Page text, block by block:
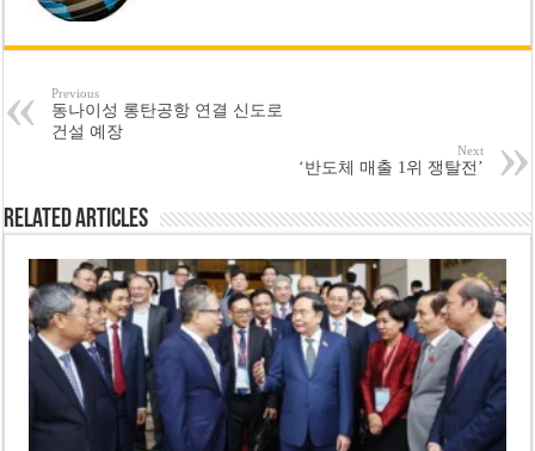
Previous
동나이성 롱탄공항 연결 신도로
건설 예장
Next
‘반도체 매출 1위 쟁탈전’
Related Articles